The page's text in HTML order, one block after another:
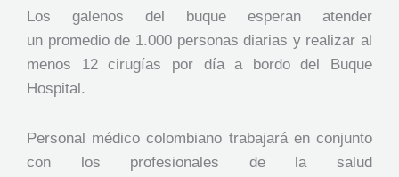
Los galenos del buque esperan atender
un promedio de 1.000 personas diarias y realizar al
menos 12 cirugías por día a bordo del Buque
Hospital.
Personal médico colombiano trabajará en conjunto
con los profesionales de la salud